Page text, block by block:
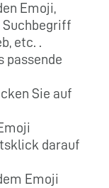
Emoji,
Suchbegriff
etc. .
passende
Sie auf
darauf
Emoji